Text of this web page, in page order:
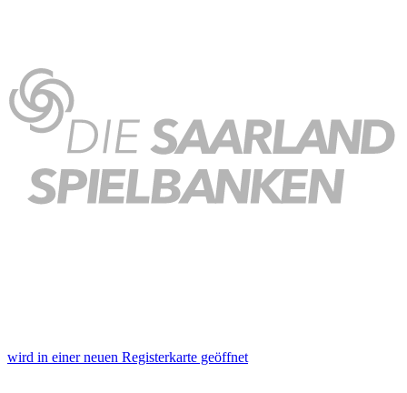
wird in einer neuen Registerkarte geöffnet